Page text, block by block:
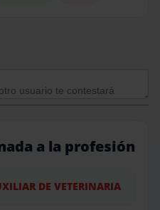
a la profesión
DE VETERINARIA